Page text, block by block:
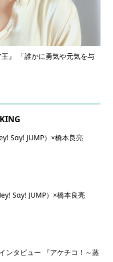
』 「誰かに勇気や元気を与
Sɑy! JUMP）×橋本良亮
Sɑy! JUMP）×橋本良亮
ンタビュー 『アケチコ！～蒸